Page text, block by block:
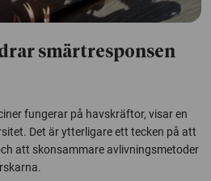
smärtresponsen
fungerar på havskräftor, visar en
Det är ytterligare ett tecken på att
att skonsammare avlivningsmetoder